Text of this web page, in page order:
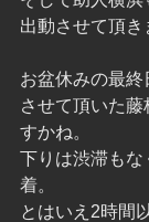
出動させて頂き
お盆休みの最
させて頂いた
すかね。
下りは渋滞もな
着。
とはいえ2時間